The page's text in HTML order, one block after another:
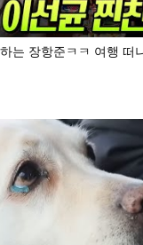
는 장항준ㅋㅋ 여행 떠
찐친 케미